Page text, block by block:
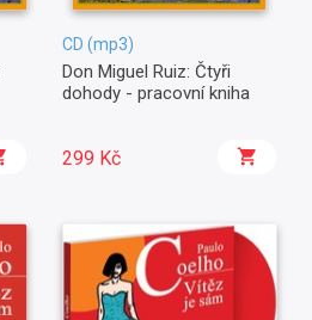
CD (mp3)
Don Miguel Ruiz: Čtyři
dohody - pracovní kniha
299 Kč